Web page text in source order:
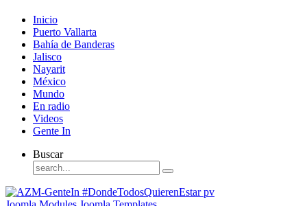
Inicio
Puerto Vallarta
Bahía de Banderas
Jalisco
Nayarit
México
Mundo
En radio
Videos
Gente In
Buscar